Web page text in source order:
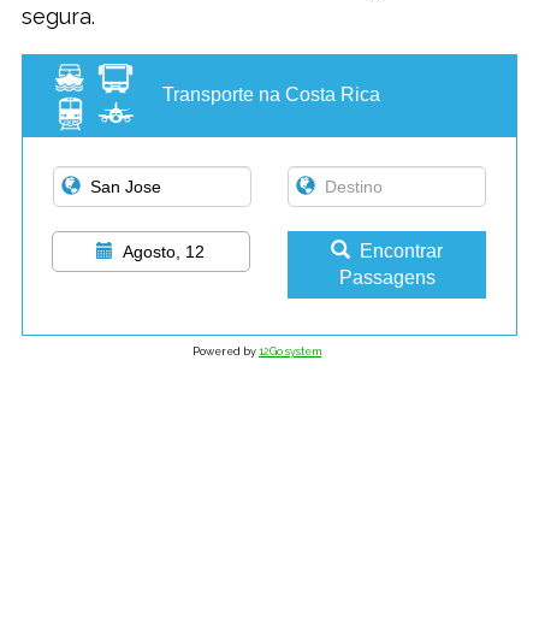
segura.
Transporte na Costa Rica
Agosto, 12
Encontrar
Passagens
Powered by 12Go system